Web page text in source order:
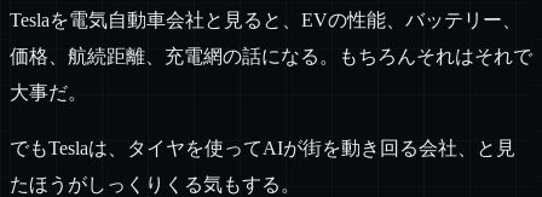
Teslaを電気自動車会社と見ると、EVの性能、バッテリー、
価格、航続距離、充電網の話になる。もちろんそれはそれで
大事だ。
でもTeslaは、タイヤを使ってAIが街を動き回る会社、と見
たほうがしっくりくる気もする。